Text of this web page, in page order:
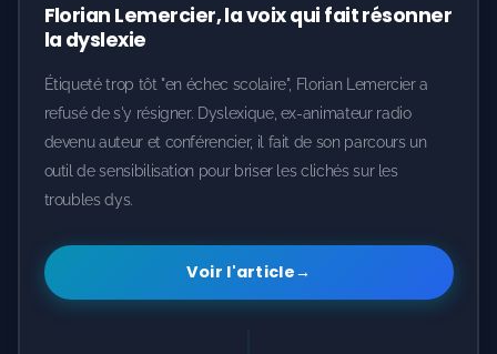
Florian Lemercier, la voix qui fait résonner
la dyslexie
Étiqueté trop tôt "en échec scolaire", Florian Lemercier a
refusé de s'y résigner. Dyslexique, ex-animateur radio
devenu auteur et conférencier, il fait de son parcours un
outil de sensibilisation pour briser les clichés sur les
troubles dys.
Voir l'article→